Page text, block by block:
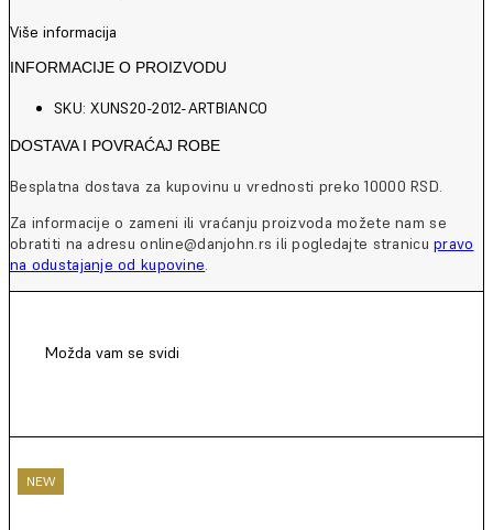
Više informacija
INFORMACIJE O PROIZVODU
SKU: XUNS20-2012-ARTBIANCO
DOSTAVA I POVRAĆAJ ROBE
Besplatna dostava za kupovinu u vrednosti preko 10000 RSD.
Za informacije o zameni ili vraćanju proizvoda možete nam se
obratiti na adresu online@danjohn.rs ili pogledajte stranicupravo
na odustajanje od kupovine.
Možda vam se svidi
NEW
NEW
NEW
NEW
NEW
NEW
NEW
NEW
NEW
NEW
NEW